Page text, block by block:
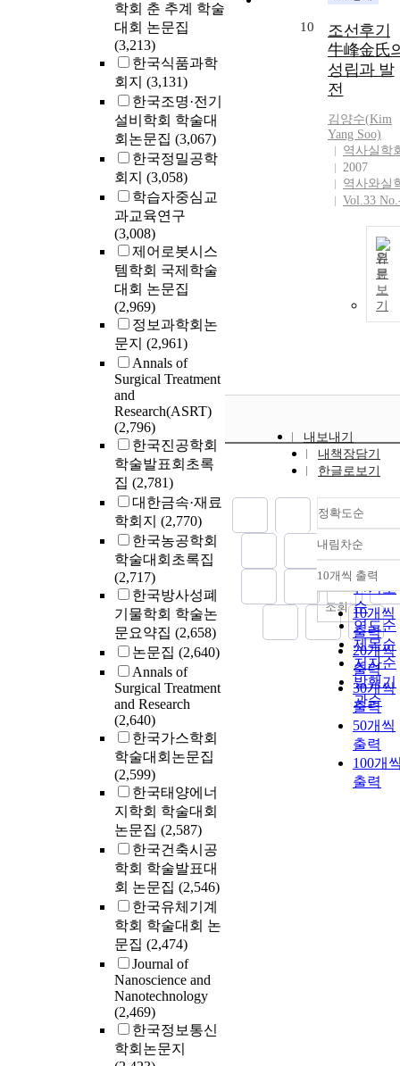
학회 춘 추계 학술
대회 논문집
(3,213)
한국식품과학
회지 (3,131)
한국조명·전기
설비학회 학술대
회논문집 (3,067)
한국정밀공학
회지 (3,058)
학습자중심교
과교육연구
(3,008)
제어로봇시스
템학회 국제학술
대회 논문집
(2,969)
정보과학회논
문지 (2,961)
Annals of
Surgical Treatment
and
Research(ASRT)
(2,796)
한국진공학회
학술발표회초록
집 (2,781)
대한금속·재료
학회지 (2,770)
한국농공학회
학술대회초록집
(2,717)
한국방사성폐
기물학회 학술논
문요약집 (2,658)
논문집 (2,640)
Annals of
Surgical Treatment
and Research
(2,640)
한국가스학회
학술대회논문집
(2,599)
한국태양에너
지학회 학술대회
논문집 (2,587)
한국건축시공
학회 학술발표대
회 논문집 (2,546)
한국유체기계
학회 학술대회 논
문집 (2,474)
Journal of
Nanoscience and
Nanotechnology
(2,469)
한국정보통신
학회논문지
10
조선후기
牛峰金氏
성립과 발
전
김양수(Kim
Yang Soo)
역사실학
2007
역사와실
Vol.33
원
문
보
기
내보내기
내책장담기
한글로보기
정확도순
정확도
순
인기도
순
연도순
제목순
저자순
발행기
관순
내림차순
내림차
10개씩 출력
10개씩
출력
20개씩
출력
30개씩
출력
50개씩
출력
100개
출력
조회